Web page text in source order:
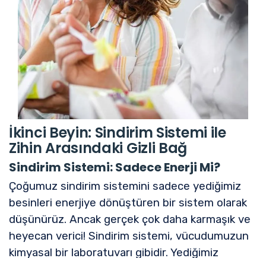
İkinci Beyin: Sindirim Sistemi ile
Zihin Arasındaki Gizli Bağ
Sindirim Sistemi: Sadece Enerji Mi?
Çoğumuz sindirim sistemini sadece yediğimiz
besinleri enerjiye dönüştüren bir sistem olarak
düşünürüz. Ancak gerçek çok daha karmaşık ve
heyecan verici! Sindirim sistemi, vücudumuzun
kimyasal bir laboratuvarı gibidir. Yediğimiz